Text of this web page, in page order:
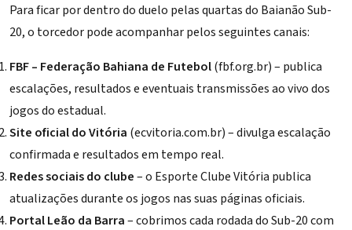
Para ficar por dentro do duelo pelas quartas do Baianão Sub-
20, o torcedor pode acompanhar pelos seguintes canais:
FBF – Federação Bahiana de Futebol(fbf.org.br) – publica
escalações, resultados e eventuais transmissões ao vivo dos
jogos do estadual.
Site oficial do Vitória (ecvitoria.com.br) – divulga escalação
confirmada e resultados em tempo real.
Redes sociais do clube– o Esporte Clube Vitória publica
atualizações durante os jogos nas suas páginas oficiais.
Portal Leão da Barra– cobrimos cada rodada do Sub-20 com